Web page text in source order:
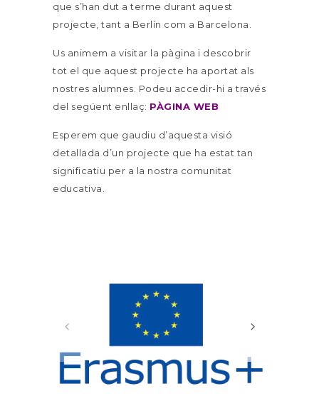
que s’han dut a terme durant aquest
projecte, tant a Berlín com a Barcelona.
Us animem a visitar la pàgina i descobrir
tot el que aquest projecte ha aportat als
nostres alumnes. Podeu accedir-hi a través
del següent enllaç: PÀGINA WEB
Esperem que gaudiu d’aquesta visió
detallada d’un projecte que ha estat tan
significatiu per a la nostra comunitat
educativa.